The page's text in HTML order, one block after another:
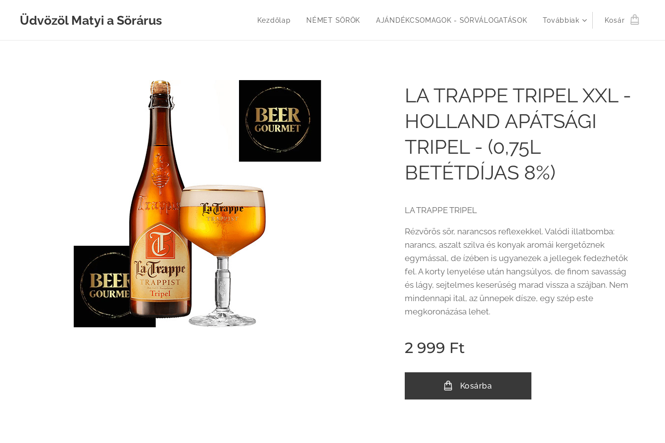
Üdvözöl Matyi a Sörárus Kezdőlap NÉMET SÖRÖK AJÁNDÉKCSOMAGOK - SÖRVÁLOGATÁSOK Továbbiak Kosár
LA TRAPPE TRIPEL XXL -
HOLLAND APÁTSÁGI
TRIPEL - (0,75L
BETÉTDÍJAS 8%)
LA TRAPPE TRIPEL
Rézvörös sör, narancsos reflexekkel. Valódi illatbomba:
narancs, aszalt szilva és konyak aromái kergetőznek
egymással, de ízében is ugyanezek a jellegek fedezhetők
fel. A korty lenyelése után hangsúlyos, de finom savasság
és lágy, sejtelmes keserűség marad vissza a szájban. Nem
mindennapi ital, az ünnepek dísze, egy szép este
megkoronázása lehet.
2 999 Ft
Kosárba